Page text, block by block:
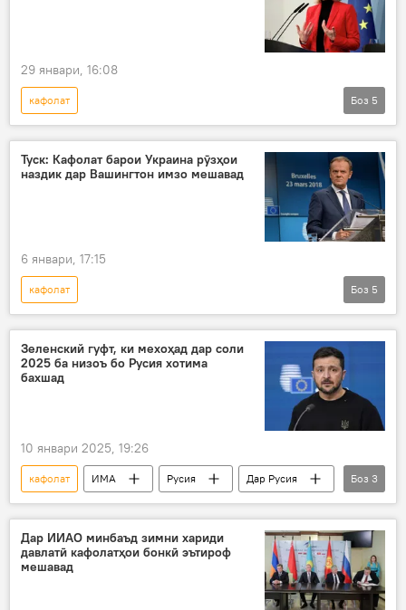
29 январи, 16:08
кафолат
Амалиёти вижаи Русия барои ҳимояи Донбасс: охирин хабарҳо
Украина
Аврупо
дар гузашт
Сиёсат
Боз 5
Туск: Кафолат барои Украина рӯзҳои
наздик дар Вашингтон имзо мешавад
6 январи, 17:15
кафолат
Амалиёти вижаи Русия барои ҳимояи Донбасс: охирин хабарҳо
Русия
Украина
ИМА
нақша
Боз 5
Зеленский гуфт, ки мехоҳад дар соли
2025 ба низоъ бо Русия хотима
бахшад
10 январи 2025, 19:26
кафолат ИМА Русия
Дар Русия
Украина
Владимир Зеленский
низоъ
Боз 3
Дар ИИАО минбаъд зимни хариди
давлатӣ кафолатҳои бонкӣ эътироф
мешавад